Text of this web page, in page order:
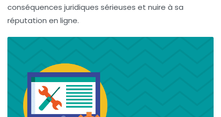
conséquences juridiques sérieuses et nuire à sa
réputation en ligne.